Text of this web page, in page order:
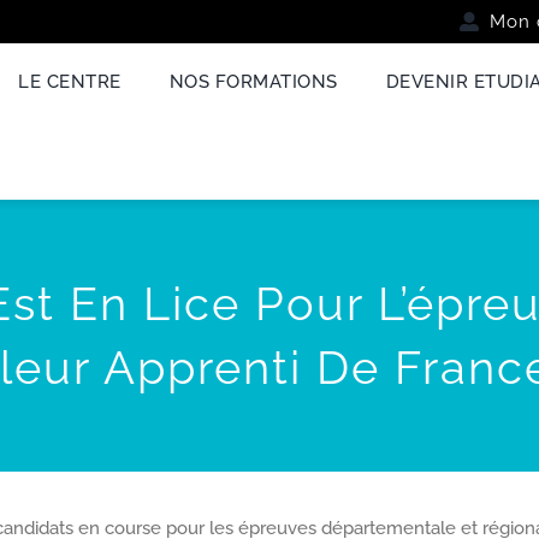
Mon
LE CENTRE NOS FORMATIONS DEVENIR
En Lice Pour
Apprenti De
en course pour les épreuves départementale et